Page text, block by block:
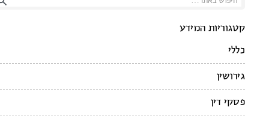
קטגוריות המידע
כללי
גירושין
פסקי דין